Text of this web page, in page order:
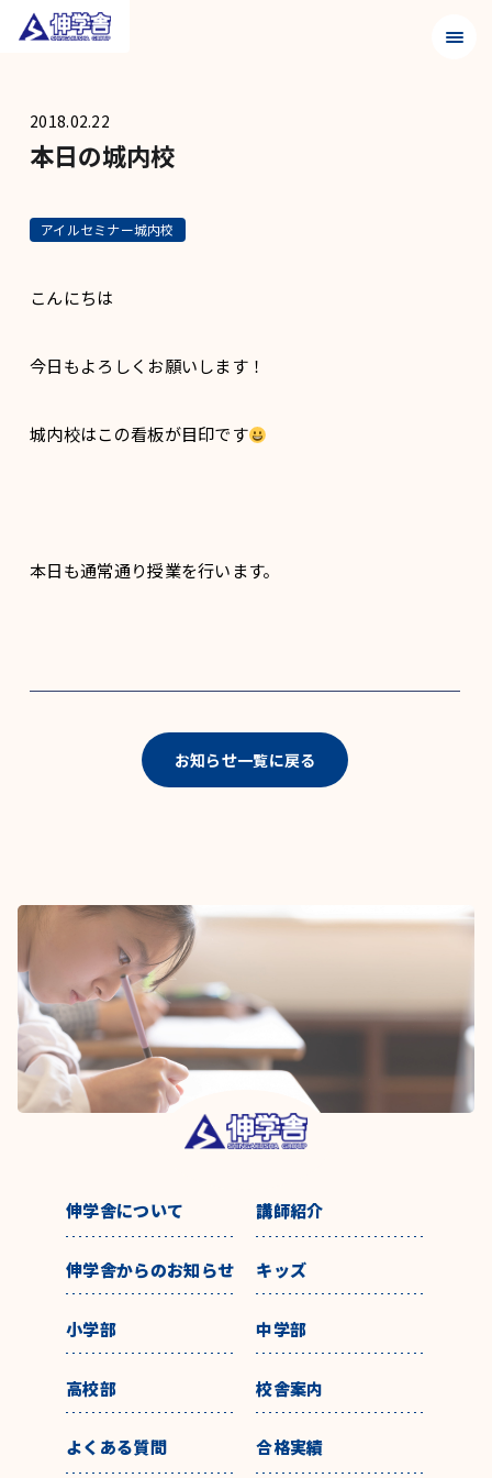
メニ
2018.02.22
本日の城内校
アイルセミナー城内校
こんにちは
今日もよろしくお願いします！
城内校はこの看板が目印です
本日も通常通り授業を行います。
お知らせ一覧に戻る
伸学舎について 講師紹介
伸学舎からのお知らせ キッズ
小学部 中学部
高校部 校舎案内
よくある質問 合格実績